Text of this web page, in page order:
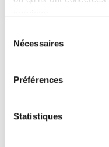
Nécessaires
Préférences
Statistiques
pour